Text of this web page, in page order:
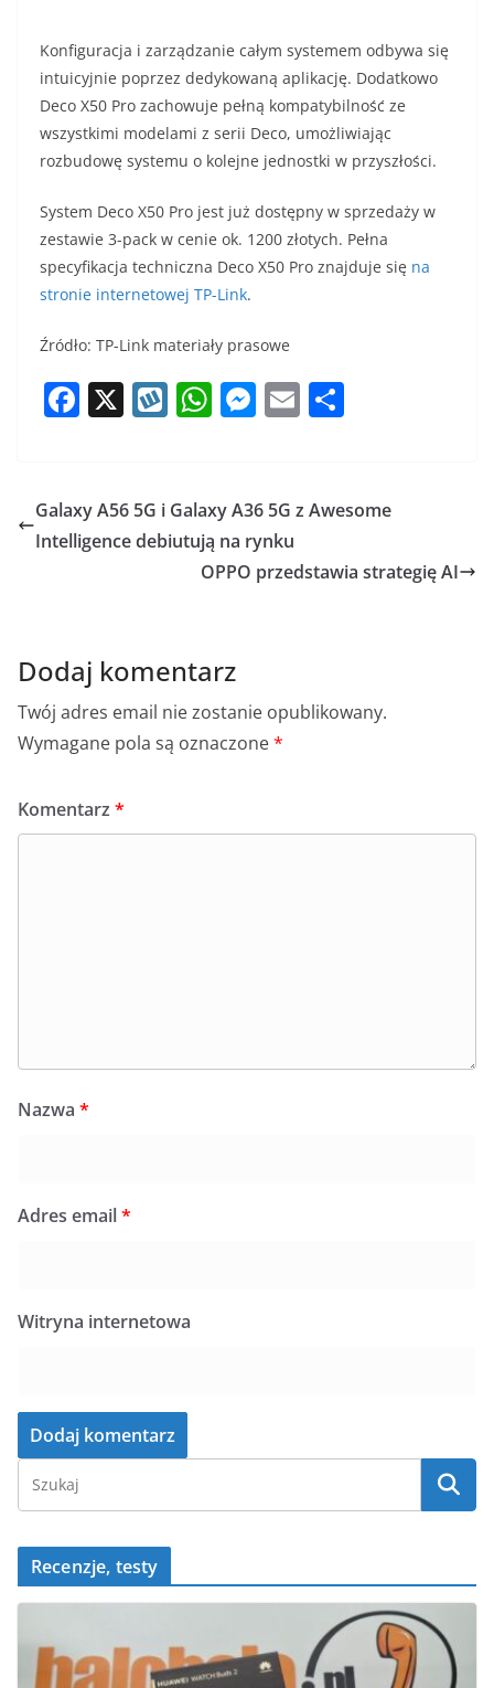
Konfiguracja i zarządzanie całym systemem odbywa się
intuicyjnie poprzez dedykowaną aplikację. Dodatkowo
Deco X50 Pro zachowuje pełną kompatybilność ze
wszystkimi modelami z serii Deco, umożliwiając
rozbudowę systemu o kolejne jednostki w przyszłości.
System Deco X50 Pro jest już dostępny w sprzedaży w
zestawie 3-pack w cenie ok. 1200 złotych. Pełna
specyfikacja techniczna Deco X50 Pro znajduje się na
stronie internetowej TP-Link.
Źródło: TP-Link materiały prasowe
F
e
b
X W
o
p
W
s
A
p
M
e
n
g
E
l e
Galaxy A56 5G i Galaxy A36 5G z Awesome
Intelligence debiutują na rynku
OPPO przedstawia strategię AI
Dodaj komentarz
Twój adres email nie zostanie opublikowany.
Wymagane pola są oznaczone*
Komentarz *
Nazwa *
Adres email*
Witryna internetowa
Recenzje, testy